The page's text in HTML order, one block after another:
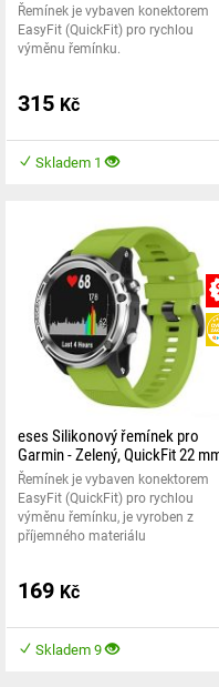
Řemínek je vybaven konektorem
EasyFit (QuickFit) pro rychlou
výměnu řemínku.
315 Kč
Skladem 1
eses Silikonový řemínek pro
Garmin - Zelený, QuickFit 22
Řemínek je vybaven konektorem
EasyFit (QuickFit) pro rychlou
výměnu řemínku, je vyroben z
příjemného materiálu
169 Kč
Skladem 9